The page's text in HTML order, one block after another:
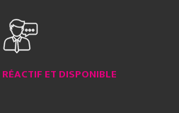
ET DISPONIBLE